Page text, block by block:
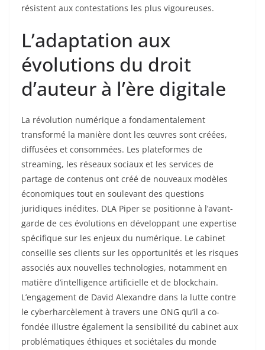
résistent aux contestations les plus vigoureuses.
L’adaptation aux
évolutions du droit
d’auteur à l’ère digitale
La révolution numérique a fondamentalement
transformé la manière dont les œuvres sont créées,
diffusées et consommées. Les plateformes de
streaming, les réseaux sociaux et les services de
partage de contenus ont créé de nouveaux modèles
économiques tout en soulevant des questions
juridiques inédites. DLA Piper se positionne à l’avant-
garde de ces évolutions en développant une expertise
spécifique sur les enjeux du numérique. Le cabinet
conseille ses clients sur les opportunités et les risques
associés aux nouvelles technologies, notamment en
matière d’intelligence artificielle et de blockchain.
L’engagement de David Alexandre dans la lutte contre
le cyberharcèlement à travers une ONG qu’il a co-
fondée illustre également la sensibilité du cabinet aux
problématiques éthiques et sociétales du monde